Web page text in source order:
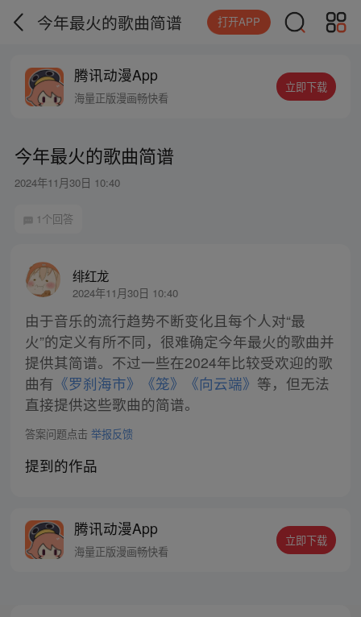
今年最火的歌曲简谱 打开APP
腾讯动漫App
海量正版漫画畅快看
立即下载
今年最火的歌曲简谱
2024年11月30日 10:40
1个回答
绯红龙
2024年11月30日 10:40
由于音乐的流行趋势不断变化且每个人对“最
火”的定义有所不同，很难确定今年最火的歌曲并
提供其简谱。不过一些在2024年比较受欢迎的歌
曲有 《罗刹海市》 《笼》 《向云端》 等，但无法
直接提供这些歌曲的简谱。
答案问题点击 举报反馈
提到的作品
腾讯动漫App
海量正版漫画畅快看
立即下载